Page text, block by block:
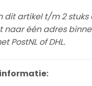
dit artikel t/m 2 stuks
naar één adres
PostNL of DHL.